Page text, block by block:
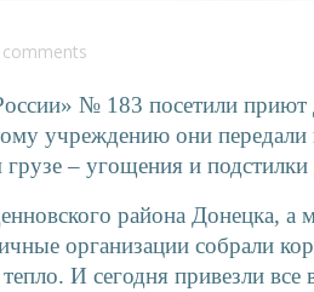
comments
№ 183 посетили приют
учреждению они передали
– угощения и
района Донецка,
организации собрали
И сегодня привезли все